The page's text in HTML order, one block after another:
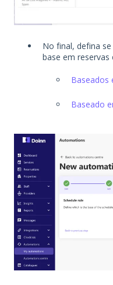
No final, defina
base em reservas
Baseados
Baseado